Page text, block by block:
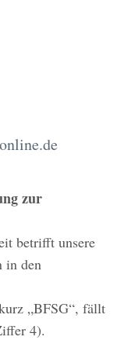
zur
betrifft unsere
in den
„BFSG“, fällt
4).